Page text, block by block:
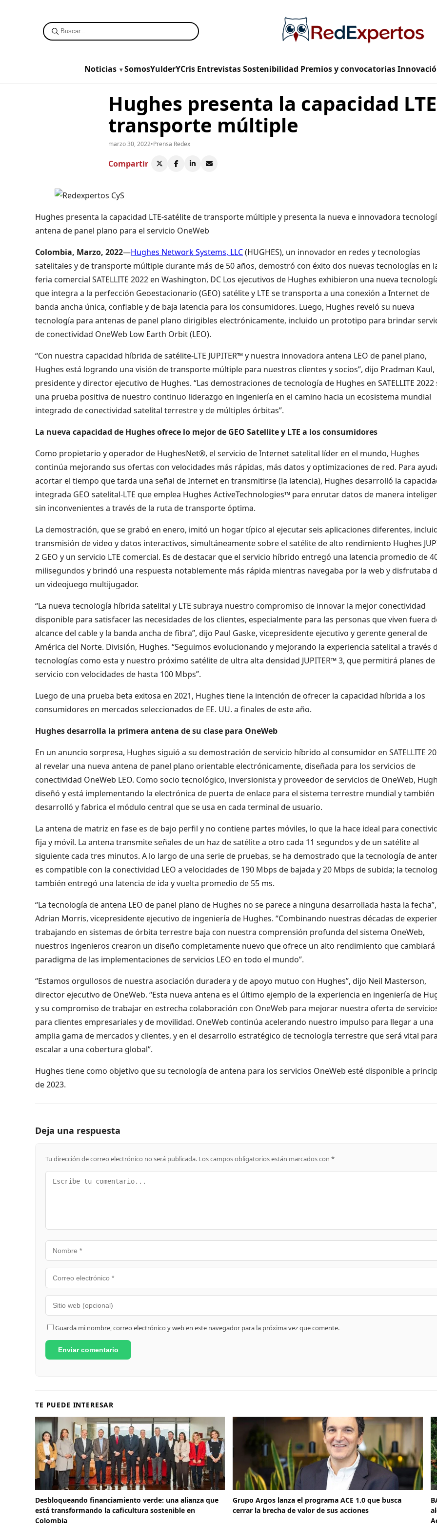
Noticias SomosYulderYCris Entrevistas Sostenibilidad Premios y convocatorias
Hughes presenta la capacidad
transporte múltiple
marzo 30, 2022•Prensa Redex
Compartir
Hughes presenta la capacidad LTE-satélite de transporte múltiple y presenta la nueva e innovadora
antena de panel plano para el servicio OneWeb
Colombia, Marzo, 2022—Hughes Network Systems, LLC(HUGHES), un innovador en redes y tecnologías
satelitales y de transporte múltiple durante más de 50 años, demostró con éxito dos nuevas tecnologías en
feria comercial SATELLITE 2022 en Washington, DC Los ejecutivos de Hughes exhibieron una nueva
que integra a la perfección Geoestacionario (GEO) satélite y LTE se transporta a una conexión a Internet de
banda ancha única, confiable y de baja latencia para los consumidores. Luego, Hughes reveló su nueva
tecnología para antenas de panel plano dirigibles electrónicamente, incluido un prototipo para brindar
de conectividad OneWeb Low Earth Orbit (LEO).
“Con nuestra capacidad híbrida de satélite-LTE JUPITER™ y nuestra innovadora antena LEO de panel plano,
Hughes está logrando una visión de transporte múltiple para nuestros clientes y socios”, dijo Pradman Kaul,
presidente y director ejecutivo de Hughes. “Las demostraciones de tecnología de Hughes en SATELLITE 2022
una prueba positiva de nuestro continuo liderazgo en ingeniería en el camino hacia un ecosistema mundial
integrado de conectividad satelital terrestre y de múltiples órbitas”.
La nueva capacidad de Hughes ofrece lo mejor de GEO Satellite y LTE a los consumidores
Como propietario y operador de HughesNet®, el servicio de Internet satelital líder en el mundo, Hughes
continúa mejorando sus ofertas con velocidades más rápidas, más datos y optimizaciones de red. Para
acortar el tiempo que tarda una señal de Internet en transmitirse (la latencia), Hughes desarrolló la
integrada GEO satelital-LTE que emplea Hughes ActiveTechnologies™ para enrutar datos de manera
sin inconvenientes a través de la ruta de transporte óptima.
La demostración, que se grabó en enero, imitó un hogar típico al ejecutar seis aplicaciones diferentes,
transmisión de video y datos interactivos, simultáneamente sobre el satélite de alto rendimiento Hughes
2 GEO y un servicio LTE comercial. Es de destacar que el servicio híbrido entregó una latencia promedio de
milisegundos y brindó una respuesta notablemente más rápida mientras navegaba por la web y disfrutaba
un videojuego multijugador.
“La nueva tecnología híbrida satelital y LTE subraya nuestro compromiso de innovar la mejor conectividad
disponible para satisfacer las necesidades de los clientes, especialmente para las personas que viven fuera
alcance del cable y la banda ancha de fibra”, dijo Paul Gaske, vicepresidente ejecutivo y gerente general de
América del Norte. División, Hughes. “Seguimos evolucionando y mejorando la experiencia satelital a través
tecnologías como esta y nuestro próximo satélite de ultra alta densidad JUPITER™ 3, que permitirá planes de
servicio con velocidades de hasta 100 Mbps”.
Luego de una prueba beta exitosa en 2021, Hughes tiene la intención de ofrecer la capacidad híbrida a los
consumidores en mercados seleccionados de EE. UU. a finales de este año.
Hughes desarrolla la primera antena de su clase para OneWeb
En un anuncio sorpresa, Hughes siguió a su demostración de servicio híbrido al consumidor en SATELLITE
al revelar una nueva antena de panel plano orientable electrónicamente, diseñada para los servicios de
conectividad OneWeb LEO. Como socio tecnológico, inversionista y proveedor de servicios de OneWeb,
diseñó y está implementando la electrónica de puerta de enlace para el sistema terrestre mundial y también
desarrolló y fabrica el módulo central que se usa en cada terminal de usuario.
La antena de matriz en fase es de bajo perfil y no contiene partes móviles, lo que la hace ideal para
fija y móvil. La antena transmite señales de un haz de satélite a otro cada 11 segundos y de un satélite al
siguiente cada tres minutos. A lo largo de una serie de pruebas, se ha demostrado que la tecnología de
es compatible con la conectividad LEO a velocidades de 190 Mbps de bajada y 20 Mbps de subida; la
también entregó una latencia de ida y vuelta promedio de 55 ms.
“La tecnología de antena LEO de panel plano de Hughes no se parece a ninguna desarrollada hasta la
Adrian Morris, vicepresidente ejecutivo de ingeniería de Hughes. “Combinando nuestras décadas de
trabajando en sistemas de órbita terrestre baja con nuestra comprensión profunda del sistema OneWeb,
nuestros ingenieros crearon un diseño completamente nuevo que ofrece un alto rendimiento que cambiará
paradigma de las implementaciones de servicios LEO en todo el mundo”.
“Estamos orgullosos de nuestra asociación duradera y de apoyo mutuo con Hughes”, dijo Neil Masterson,
director ejecutivo de OneWeb. “Esta nueva antena es el último ejemplo de la experiencia en ingeniería de
y su compromiso de trabajar en estrecha colaboración con OneWeb para mejorar nuestra oferta de
para clientes empresariales y de movilidad. OneWeb continúa acelerando nuestro impulso para llegar a una
amplia gama de mercados y clientes, y en el desarrollo estratégico de tecnología terrestre que será vital para
escalar a una cobertura global”.
Hughes tiene como objetivo que su tecnología de antena para los servicios OneWeb esté disponible a
de 2023.
Deja una respuesta
Tu dirección de correo electrónico no será publicada. Los campos obligatorios están marcados con *
Guarda mi nombre, correo electrónico y web en este navegador para la próxima vez que comente.
TE PUEDE INTERESAR
Desbloqueando financiamiento verde: una alianza que
está transformando la caficultura sostenible en
Colombia
Grupo Argos lanza el programa ACE 1.0 que busca
cerrar la brecha de valor de sus acciones